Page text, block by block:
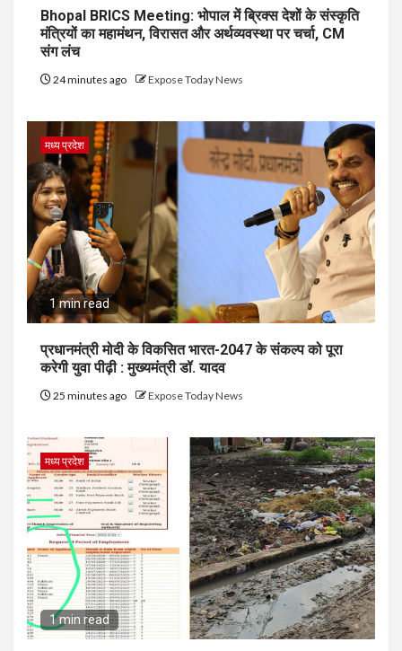
Bhopal BRICS Meeting: भोपाल में ब्रिक्स देशों के संस्कृति
मंत्रियों का महामंथन, विरासत और अर्थव्यवस्था पर चर्चा, CM
संग लंच
24 minutes ago Expose Today News
मध्य प्रदेश
1 min read
प्रधानमंत्री मोदी के विकसित भारत-2047 के संकल्प को पूरा
करेगी युवा पीढ़ी : मुख्यमंत्री डॉ. यादव
25 minutes ago Expose Today News
मध्य प्रदेश
1 min read